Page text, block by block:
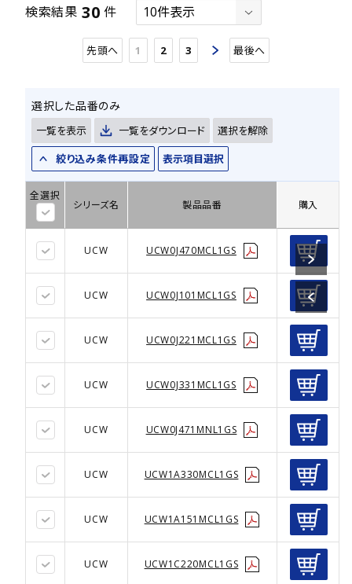
検索結果 30 件
先頭へ 1 2 3 最後へ
選択した品番のみ
一覧を表示 一覧をダウンロード
選択を解除
絞り込み条件再設定
表示項目選択
全選択
シリーズ名 製品品番 購入
UCW UCW0J470MCL1GS
UCW UCW0J101MCL1GS
UCW UCW0J221MCL1GS
UCW UCW0J331MCL1GS
UCW UCW0J471MNL1GS
UCW UCW1A330MCL1GS
UCW UCW1A151MCL1GS
UCW UCW1C220MCL1GS